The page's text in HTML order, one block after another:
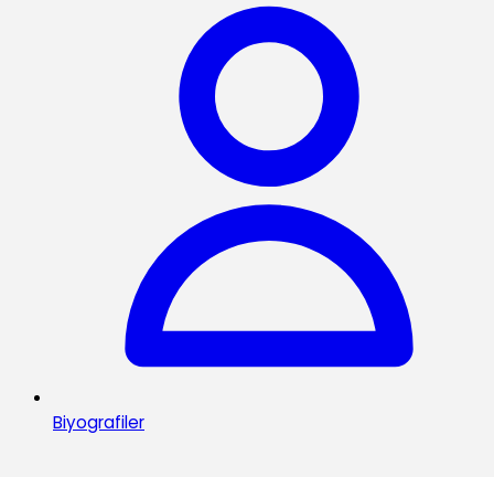
Biyografiler